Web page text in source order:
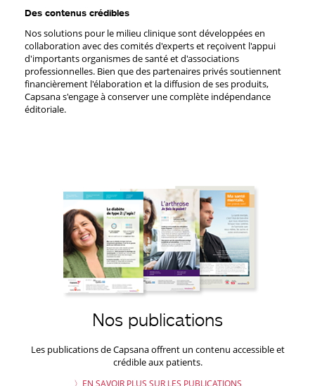
Des contenus crédibles
Nos solutions pour le milieu clinique sont développées en
collaboration avec des comités d'experts et reçoivent l'appui
d'importants organismes de santé et d'associations
professionnelles. Bien que des partenaires privés soutiennent
financièrement l'élaboration et la diffusion de ses produits,
Capsana s'engage à conserver une complète indépendance
éditoriale.
Nos publications
Les publications de Capsana offrent un contenu accessible et
crédible aux patients.